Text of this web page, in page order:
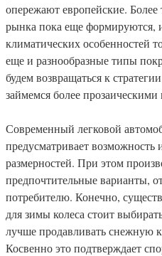
опережают европейские. Более
рынка пока еще формируются,
климатических особенностей
еще и разнообразные типы
будем возвращаться к
займемся более
Современный легковой
предусматривает
размерностей. При этом
предпочтительные варианты,
потребителю. Конечно,
для зимы колеса стоит
лучше продавливать снежную
Косвенно это подтверждает